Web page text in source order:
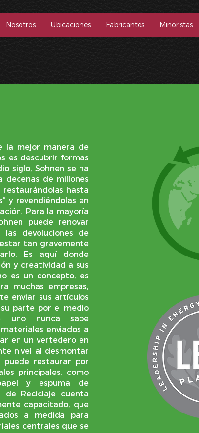
Nosotros Ubicaciones Fabricantes Minoristas
la mejor manera de
es descubrir formas
siglo, Sohnen se ha
decenas de millones
restaurándolas hasta
y revendiéndolas en
Para la mayoría
puede renovar
devoluciones de
tan gravemente
Es aquí donde
y creatividad a sus
es un concepto, es
muchas empresas,
enviar sus artículos
parte por el medio
uno nunca sabe
enviados a
en un vertedero en
nivel al desmontar
restaurar por
principales, como
y espuma de
de Reciclaje cuenta
capacitado, que
a medida para
centrales que se